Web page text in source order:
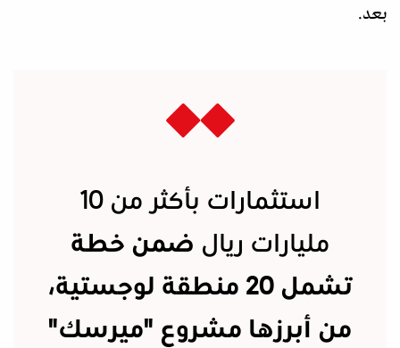
بعد.
استثمارات بأكثر من 10
مليارات ريال ضمن خطة
تشمل 20 منطقة لوجستية،
من أبرزها مشروع "ميرسك"